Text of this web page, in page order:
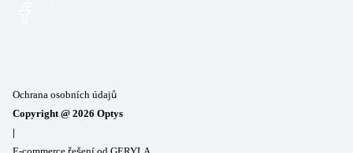
Ochrana osobních údajů
Copyright @ 2026 Optys
|